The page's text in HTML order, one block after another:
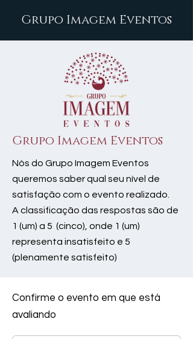
Grupo Imagem Eventos
Grupo Imagem Eventos
Nós do Grupo Imagem Eventos
queremos saber qual seu nível de
satisfação com o evento realizado.
A classificação das respostas são de
1 (um) a 5 (cinco), onde 1 (um)
representa insatisfeito e 5
(plenamente satisfeito)
Confirme o evento em que está
avaliando